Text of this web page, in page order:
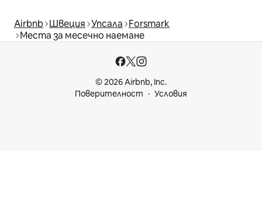
Airbnb Швеция Упсала Forsmark
Места за месечно наемане
© 2026 Airbnb, Inc.
Поверителност
Условия